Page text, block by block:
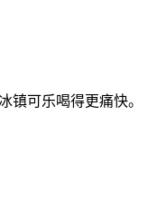
镇可乐喝得更痛快。